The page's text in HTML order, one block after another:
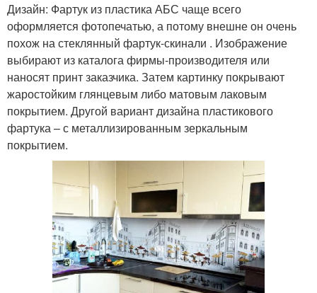
Дизайн: Фартук из пластика АБС чаще всего
оформляется фотопечатью, а потому внешне он очень
похож на стеклянный фартук-скинали . Изображение
выбирают из каталога фирмы-производителя или
наносят принт заказчика. Затем картинку покрывают
жаростойким глянцевым либо матовым лаковым
покрытием. Другой вариант дизайна пластикового
фартука – с металлизированным зеркальным
покрытием.